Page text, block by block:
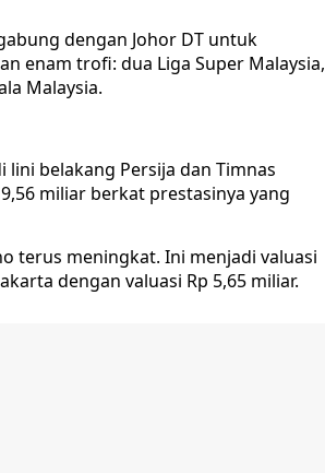
dengan Johor DT untuk
enam trofi: dua Liga Super Malaysia,
Malaysia.
belakang Persija dan Timnas
miliar berkat prestasinya yang
terus meningkat. Ini menjadi valuasi
dengan valuasi Rp 5,65 miliar.